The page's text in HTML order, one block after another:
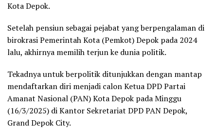
Kota Depok.
Setelah pensiun sebagai pejabat yang berpengalaman di
birokrasi Pemerintah Kota (Pemkot) Depok pada 2024
lalu, akhirnya memilih terjun ke dunia politik.
Tekadnya untuk berpolitik ditunjukkan dengan mantap
mendaftarkan diri menjadi calon Ketua DPD Partai
Amanat Nasional (PAN) Kota Depok pada Minggu
(16/3/2025) di Kantor Sekretariat DPD PAN Depok,
Grand Depok City.